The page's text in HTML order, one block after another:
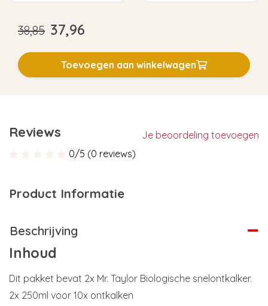
38,85 37,96
Toevoegen aan winkelwagen
Reviews
Je beoordeling toevoegen
0/5 (0 reviews)
Product Informatie
Beschrijving
Inhoud
Dit pakket bevat 2x Mr. Taylor Biologische snelontkalker.
2x 250ml voor 10x ontkalken